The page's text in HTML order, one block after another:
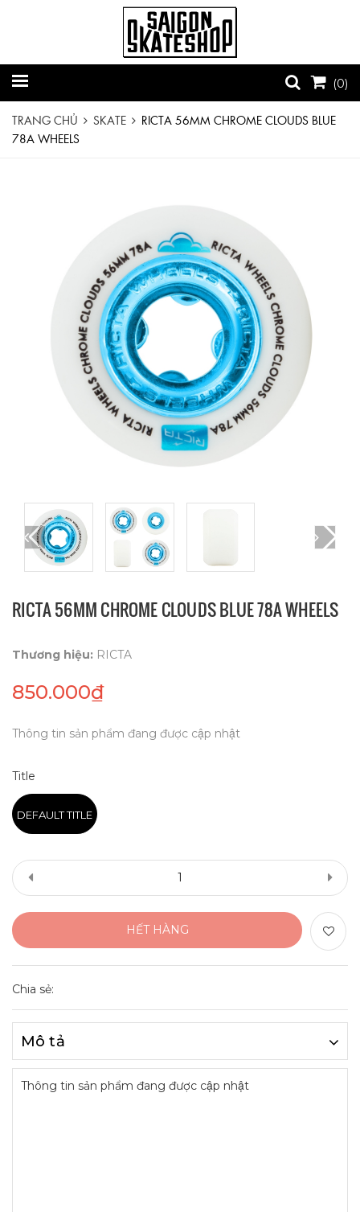
(0)
TRANG CHỦ SKATE
RICTA 56MM CHROME CLOUDS BLUE
78A WHEELS
RICTA 56MM CHROME CLOUDS BLUE 78A WHEELS
Thương hiệu: RICTA
850.000₫
Thông tin sản phẩm đang được cập nhật
Title
DEFAULT TITLE
HẾT HÀNG
Chia sẻ:
Mô tả
Thông tin sản phẩm đang được cập nhật